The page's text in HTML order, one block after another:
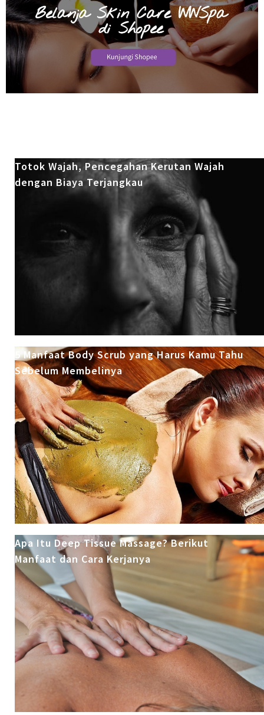
Totok Wajah, Pencegahan Kerutan Wajah
dengan Biaya Terjangkau
5 Manfaat Body Scrub yang Harus Kamu Tahu
Sebelum Membelinya
Apa Itu Deep Tissue Massage? Berikut
Manfaat dan Cara Kerjanya